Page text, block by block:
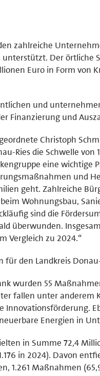
zahlreiche
Der örtliche
Euro in Form von
und
Finanzierung und
Christoph
Ries die Schwelle
eine wichtige
und
geht. Zahlreiche
Wohnungsbau,
sind die
überwunden.
Vergleich zu 2024.“
für den Landkreis
wurden 55
fallen unter
Innovationsförderung.
Energien in
in Summe 72,4
in 2024). Davon
1.261 Maßnahmen